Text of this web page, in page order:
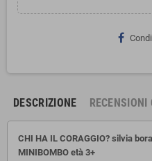
DESCRIZIONE RECENSIONI
CHI HA IL CORAGGIO? silvia
MINIBOMBO età 3+